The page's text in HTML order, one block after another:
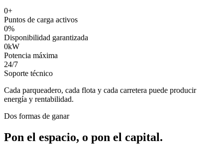
0+
Puntos de carga activos
0%
Disponibilidad garantizada
0kW
Potencia máxima
24/7
Soporte técnico
Cada parqueadero, cada flota y cada carretera puede producir
energía y rentabilidad.
Dos formas de ganar
Pon el espacio, o pon el capital.